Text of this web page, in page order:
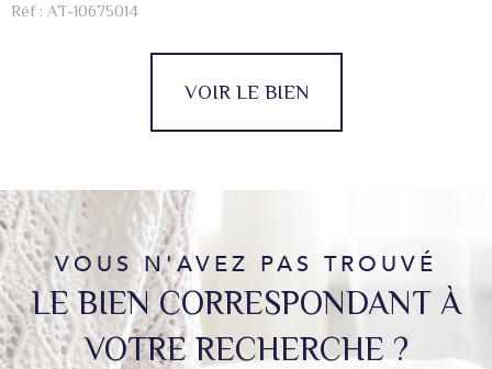
Réf : AT-10675014
VOIR LE BIEN
VOUS N'AVEZ PAS TROUVÉ
LE BIEN CORRESPONDANT À
VOTRE RECHERCHE ?